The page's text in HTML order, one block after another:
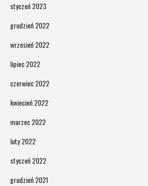
styczeń 2023
grudzień 2022
wrzesień 2022
lipiec 2022
czerwiec 2022
kwiecień 2022
marzec 2022
luty 2022
styczeń 2022
grudzień 2021